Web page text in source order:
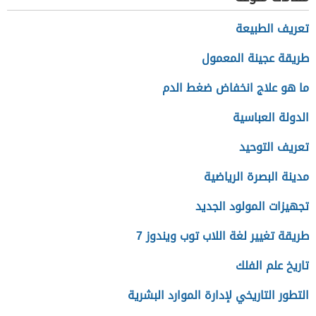
تعريف الطبيعة
طريقة عجينة المعمول
ما هو علاج انخفاض ضغط الدم
الدولة العباسية
تعريف التوحيد
مدينة البصرة الرياضية
تجهيزات المولود الجديد
طريقة تغيير لغة اللاب توب ويندوز 7
تاريخ علم الفلك
التطور التاريخي لإدارة الموارد البشرية